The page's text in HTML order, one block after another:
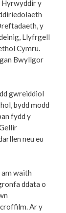
Hyrwyddir y
y
Llyfrgell
Cymru.
Bwyllgor
gwreiddiol
bydd modd
fydd y
neu eu
waith
ddata o
Ar y